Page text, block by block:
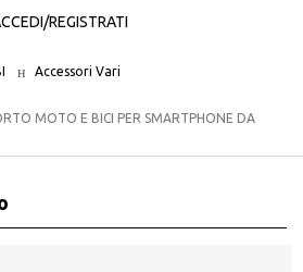
REGISTRATI
Accessori Vari
MOTO E BICI PER SMARTPHONE DA